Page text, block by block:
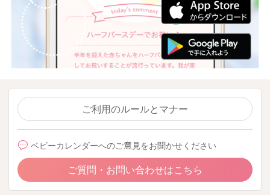
ご利用のルールとマナー
ベビーカレンダーへのご意見をお聞かせください
ご質問・お問い合わせはこちら